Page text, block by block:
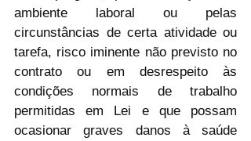
ambiente laboral ou pelas
circunstâncias de certa atividade ou
tarefa, risco iminente não previsto no
contrato ou em desrespeito às
condições normais de trabalho
permitidas em Lei e que possam
ocasionar graves danos à saúde